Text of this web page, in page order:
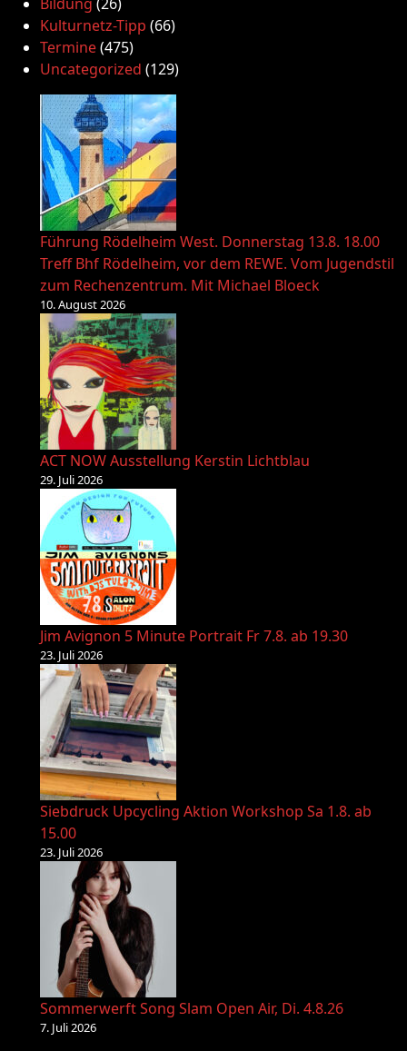
Kulturnetz-Tipp (66)
Termine(475)
Uncategorized (129)
Führung Rödelheim West. Donnerstag 13.8. 18.00
Treff Bhf Rödelheim, vor dem REWE. Vom Jugendstil
zum Rechenzentrum. Mit Michael Bloeck
10. August 2026
ACT NOW Ausstellung Kerstin Lichtblau
29. Juli 2026
Jim Avignon 5 Minute Portrait Fr 7.8. ab 19.30
23. Juli 2026
Siebdruck Upcycling Aktion Workshop Sa 1.8. ab
15.00
23. Juli 2026
Sommerwerft Song Slam Open Air, Di. 4.8.26
7. Juli 2026